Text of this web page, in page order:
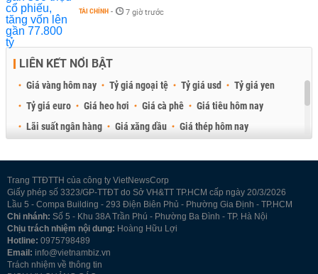
TÀI CHÍNH - 7 giờ trước
LIÊN KẾT NỔI BẬT
Giá vàng hôm nay Tỷ giá ngoại tệ Tỷ giá usd
Tỷ giá yen
Tỷ giá euro
Giá heo hơi Giá cà phê
Giá tiêu hôm nay
Lãi suất ngân hàng
Giá xăng dầu
Giá thép hôm nay
Trang TTĐTTH của công ty VietNewsCorp
Giấy phép số 3323/GP-TTĐT do Sở VH&TT TP.HCM cấp ngày 20/3/2026
Lầu 5 - Compa Building - 293 Điện Biên Phủ - Phường Gia Định - TP.HCM
Chi nhánh: Số 5 - Khu 38A Trần Phú - Phường Ba Đình - TP. Hà Nội
Chịu trách nhiệm nội dung: Hoàng Hữu Lợi
Hotline: 0975798489
Email: info@vietnambiz.vn
Trách nhiệm về thông tin